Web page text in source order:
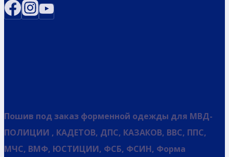
Пошив под заказ форменной одежды для МВД-
ПОЛИЦИИ , КАДЕТОВ, ДПС, КАЗАКОВ, ВВС, ППС,
МЧС, ВМФ, ЮСТИЦИИ, ФСБ, ФСИН, Форма